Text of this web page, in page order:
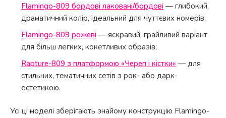
Flamingo-809 бордові лаковані/бордові — глибокий,
драматичний колір, ідеальний для чуттєвих номерів;
Flamingo-809 рожеві — яскравий, грайливий варіант
для більш легких, кокетливих образів;
Rapture-809 з платформою «Череп і кістки» — для
стильних, тематичних сетів з рок- або дарк-
естетикою.
Усі ці моделі зберігають знайому конструкцію Flamingo-